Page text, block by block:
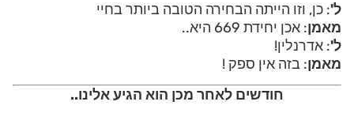
ל': כן, וזו הייתה הבחירה הטובה ביותר בחיי
מאמן: אכן יחידת 669 היא..
ל': אדרנלין!
מאמן: בזה אין ספק !
חודשים לאחר מכן הוא הגיע אלינו..